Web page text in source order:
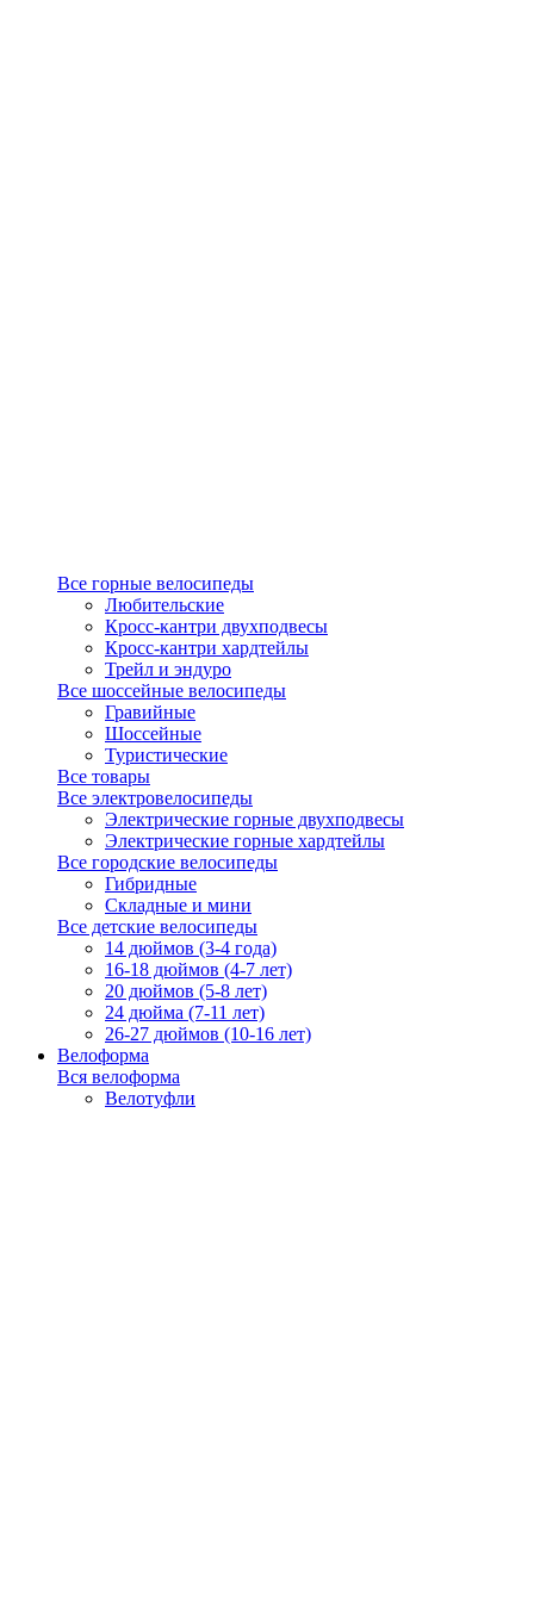
Все горные велосипеды
Любительские
Кросс-кантри двухподвесы
Кросс-кантри хардтейлы
Трейл и эндуро
Все шоссейные велосипеды
Гравийные
Шоссейные
Туристические
Все товары
Все электровелосипеды
Электрические горные двухподвесы
Электрические горные хардтейлы
Все городские велосипеды
Гибридные
Складные и мини
Все детские велосипеды
14 дюймов (3-4 года)
16-18 дюймов (4-7 лет)
20 дюймов (5-8 лет)
24 дюйма (7-11 лет)
26-27 дюймов (10-16 лет)
Велоформа
Вся велоформа
Велотуфли